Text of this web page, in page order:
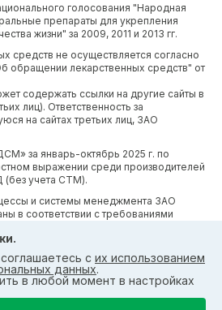
голосования "Народная
препараты для укрепления
жизни" за 2009, 2011 и 2013 гг.
средств не осуществляется согласно
обращении лекарственных средств" от
содержать ссылки на другие сайты в
лиц). Ответственность за
на сайтах третьих лиц, ЗАО
за январь-октябрь 2025 г. по
выражении среди производителей
учета СТМ).
и системы менеджмента ЗАО
в соответствии с требованиями
с их использованием
данных.
в любой момент в настройках